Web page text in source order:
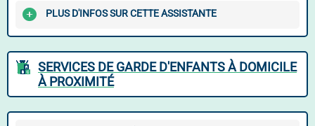
PLUS D'INFOS SUR CETTE ASSISTANTE
SERVICES DE GARDE D'ENFANTS À DOMICILE
À PROXIMITÉ